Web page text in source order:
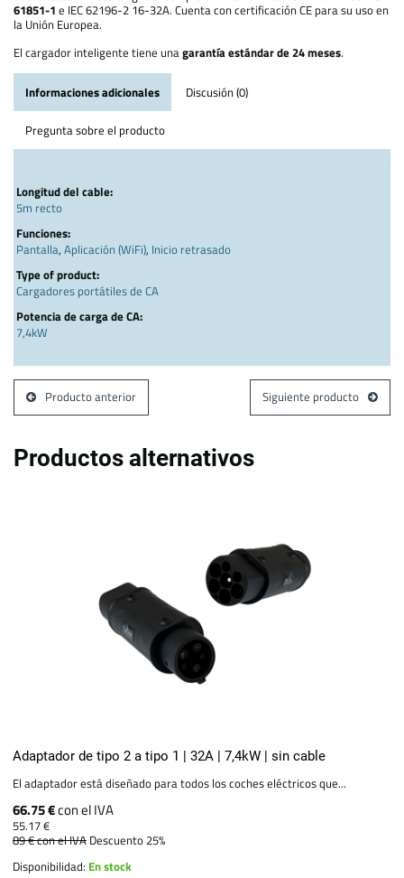
61851-1 e IEC 62196-2 16-32A. Cuenta con certificación CE para su uso en
la Unión Europea.
El cargador inteligente tiene unagarantía estándar de 24 meses.
Informaciones adicionales Discusión (0)
Pregunta sobre el producto
Longitud del cable:
5m recto
Funciones:
Pantalla, Aplicación (WiFi), Inicio retrasado
Type of product:
Cargadores portátiles de CA
Potencia de carga de CA:
7,4kW
Producto anterior Siguiente producto
Productos alternativos
Adaptador de tipo 2 a tipo 1 | 32A | 7,4kW | sin cable
El adaptador está diseñado para todos los coches eléctricos que...
66.75 €con el IVA
55.17 €
89 €con el IVA Descuento 25%
Disponibilidad: En stock